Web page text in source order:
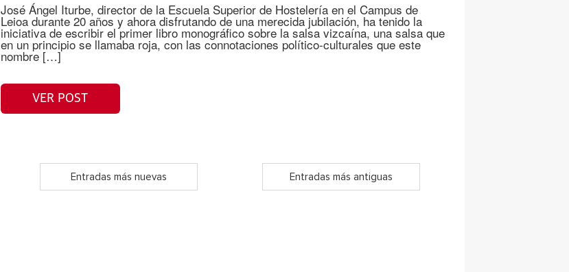
José Ángel Iturbe, director de la Escuela Superior de Hostelería en el Campus de
Leioa durante 20 años y ahora disfrutando de una merecida jubilación, ha tenido la
iniciativa de escribir el primer libro monográfico sobre la salsa vizcaína, una salsa que
en un principio se llamaba roja, con las connotaciones político-culturales que este
nombre […]
VER POST
Entradas más nuevas Entradas más antiguas